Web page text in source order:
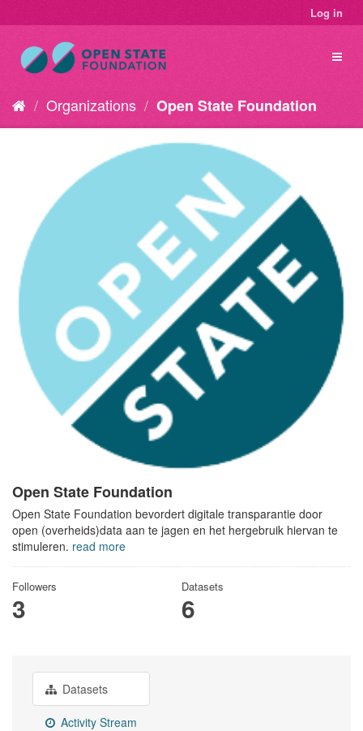
Log in
Organizations Open State Foundation
Open State Foundation
Open State Foundation bevordert digitale transparantie door
open (overheids)data aan te jagen en het hergebruik hiervan te
stimuleren. read more
Followers
3
Datasets
6
Datasets
Activity Stream